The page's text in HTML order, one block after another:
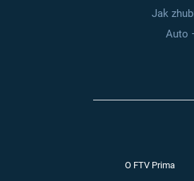
Jak
Auto
O FTV Prima